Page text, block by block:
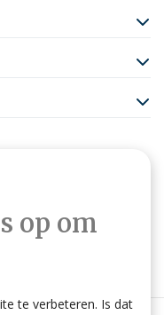
de hoogte te blijven.
op om
te verbeteren. Is dat